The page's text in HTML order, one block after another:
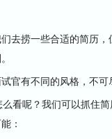
捞一些合适的简历，
有不同的风格，不可
呢？我们可以抓住简
：